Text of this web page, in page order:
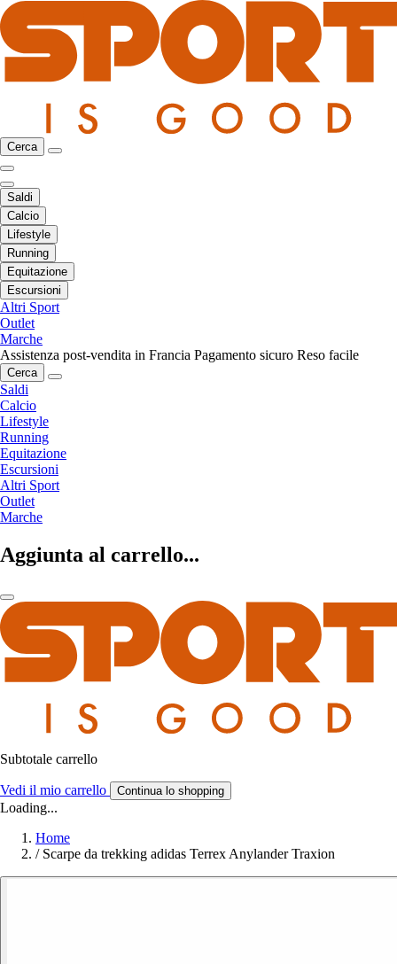
Cerca
Saldi
Calcio
Lifestyle
Running
Equitazione
Escursioni
Altri Sport
Outlet
Marche
Assistenza post-vendita in Francia Pagamento sicuro Reso facile
Cerca
Saldi
Calcio
Lifestyle
Running
Equitazione
Escursioni
Altri Sport
Outlet
Marche
Aggiunta al carrello...
Subtotale carrello
Vedi il mio carrello Continua lo shopping
Loading...
Home
/ Scarpe da trekking adidas Terrex Anylander Traxion